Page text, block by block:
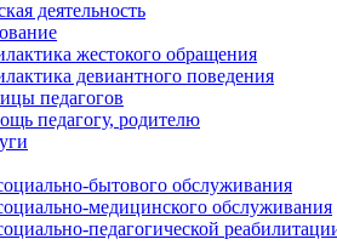
деятельность
жестокого обращения
девиантного поведения
педагогов
педагогу, родителю
бытового обслуживания
медицинского обслуживания
педагогической